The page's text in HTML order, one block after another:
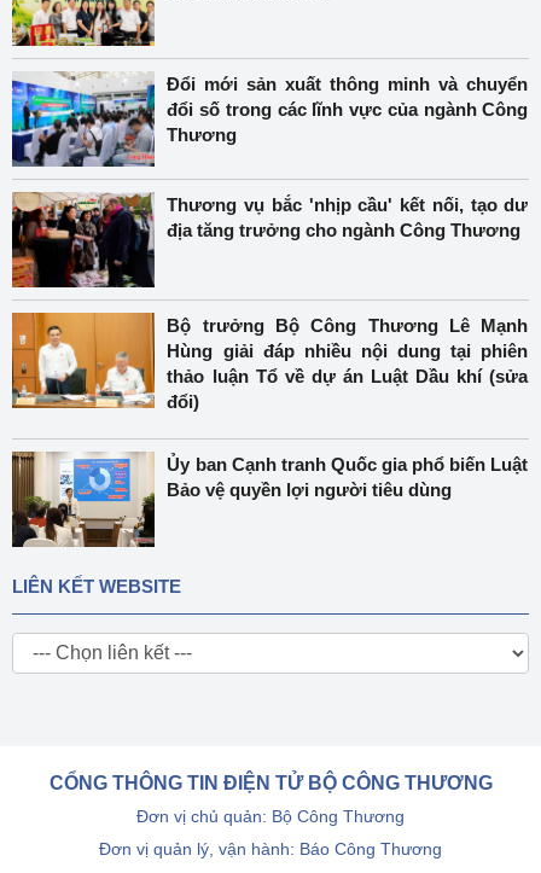
Đổi mới sản xuất thông minh và chuyển
đổi số trong các lĩnh vực của ngành Công
Thương
Thương vụ bắc 'nhịp cầu' kết nối, tạo dư
địa tăng trưởng cho ngành Công Thương
Bộ trưởng Bộ Công Thương Lê Mạnh
Hùng giải đáp nhiều nội dung tại phiên
thảo luận Tổ về dự án Luật Dầu khí (sửa
đổi)
Ủy ban Cạnh tranh Quốc gia phổ biến Luật
Bảo vệ quyền lợi người tiêu dùng
LIÊN KẾT WEBSITE
CỔNG THÔNG TIN ĐIỆN TỬ BỘ CÔNG THƯƠNG
Đơn vị chủ quản: Bộ Công Thương
Đơn vị quản lý, vận hành: Báo Công Thương